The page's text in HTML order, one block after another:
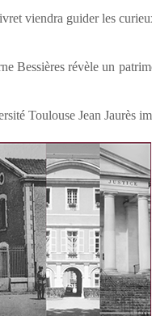
viendra guider les
Bessières révèle un
Toulouse Jean Jaurès